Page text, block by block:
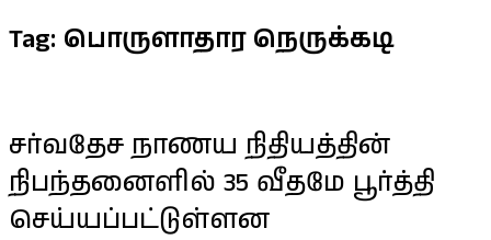
Tag: பொருளாதார நெருக்கடி
சர்வதேச நாணய நிதியத்தின்
நிபந்தனைளில் 35 வீதமே பூர்த்தி
செய்யப்பட்டுள்ளன